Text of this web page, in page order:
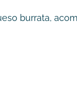
burrata,